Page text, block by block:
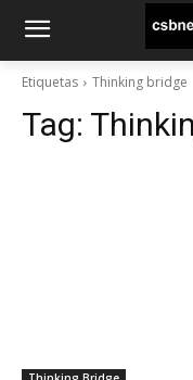
Etiquetas Thinking bridge
Tag: